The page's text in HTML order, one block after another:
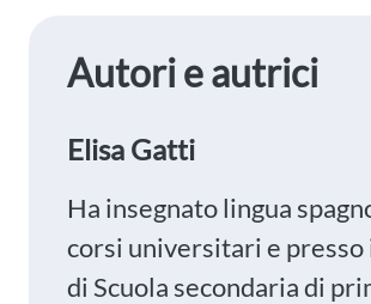
Autori e autrici
Elisa Gatti
Ha insegnato lingua
corsi universitari e
di Scuola secondaria di